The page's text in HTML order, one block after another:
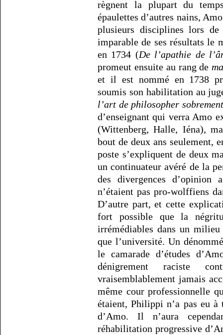
règnent la plupart du
épaulettes d’autres nains,
plusieurs disciplines lors de
imparable de ses résultats le
en 1734 (De l’apathie de
promeut ensuite au rang de
et il est nommé en 1738
soumis son habilitation au
l’art de philosopher
d’enseignant qui verra Amo
(Wittenberg, Halle, Iéna),
bout de deux ans seulement,
poste s’expliquent de deux
un continuateur avéré de la
des divergences d’opinion
n’étaient pas pro-wolffiens
D’autre part, et cette
fort possible que la
irrémédiables dans un
que l’université. Un
le camarade d’études
dénigrement raciste
vraisemblablement jamais
même cour professionnelle
étaient, Philippi n’a pas eu
d’Amo. Il n’aura
réhabilitation progressive